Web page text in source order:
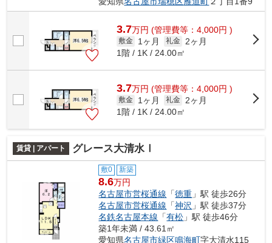
3.7万円 (管理費等：4,000円 )
敷金 1ヶ月 礼金
2ヶ月
1階 / 1K / 24.00㎡
3.7万円 (管理費等：4,000円 )
敷金 1ヶ月 礼金
2ヶ月
1階 / 1K / 24.00㎡
賃貸 | アパート グレース大清水Ⅰ
敷0 新築
8.6万円
名古屋市営桜通線 「徳重 」駅 徒歩26分
名古屋市営桜通線 「神沢 」駅 徒歩37分
名鉄名古屋本線 「有松 」駅 徒歩46分
築1年未満 / 43.61㎡
愛知県名古屋市緑区鳴海町字大清水115